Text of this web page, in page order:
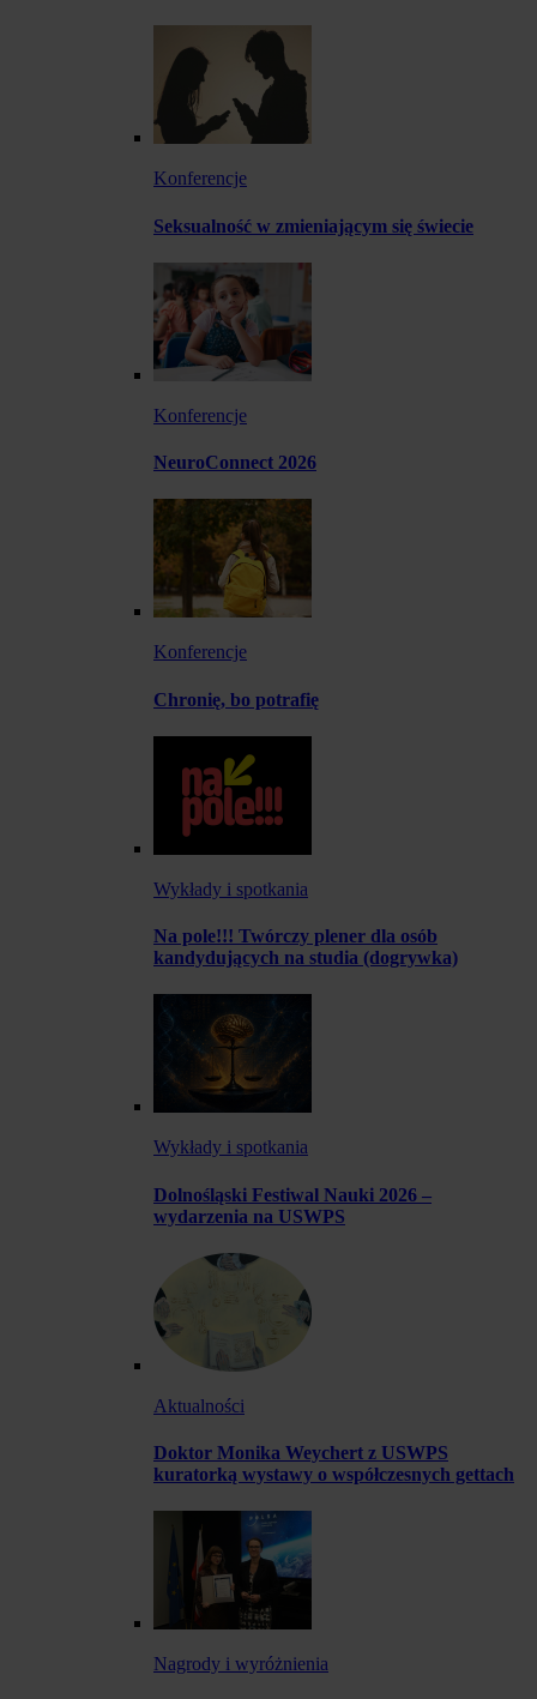
Konferencje
Seksualność w zmieniającym się świecie
Konferencje
NeuroConnect 2026
Konferencje
Chronię, bo potrafię
Wykłady i spotkania
Na pole!!! Twórczy plener dla osób
kandydujących na studia (dogrywka)
Wykłady i spotkania
Dolnośląski Festiwal Nauki 2026 –
wydarzenia na USWPS
Aktualności
Doktor Monika Weychert z USWPS
kuratorką wystawy o współczesnych gettach
Nagrody i wyróżnienia